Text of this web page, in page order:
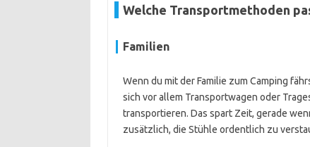
Welche Transportmethoden
Familien
Wenn du mit der Familie zum Camping
sich vor allem Transportwagen oder
transportieren. Das spart Zeit, gerade
zusätzlich, die Stühle ordentlich zu